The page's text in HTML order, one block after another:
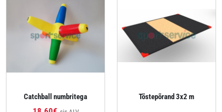
Catchball numbritega Tõstepõrand 3x2 m